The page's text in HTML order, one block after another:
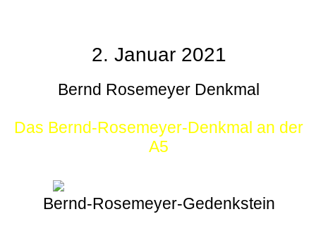
2. Januar 2021
Bernd Rosemeyer Denkmal
Das Bernd-Rosemeyer-Denkmal an der
A5
Bernd-Rosemeyer-Gedenkstein